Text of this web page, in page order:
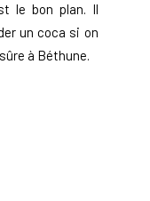
le bon plan. Il
un coca si on
à Béthune.